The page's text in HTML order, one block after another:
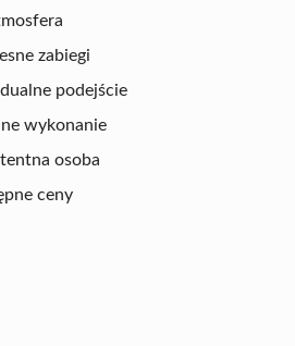
zabiegi
podejście
wykonanie
osoba
ceny